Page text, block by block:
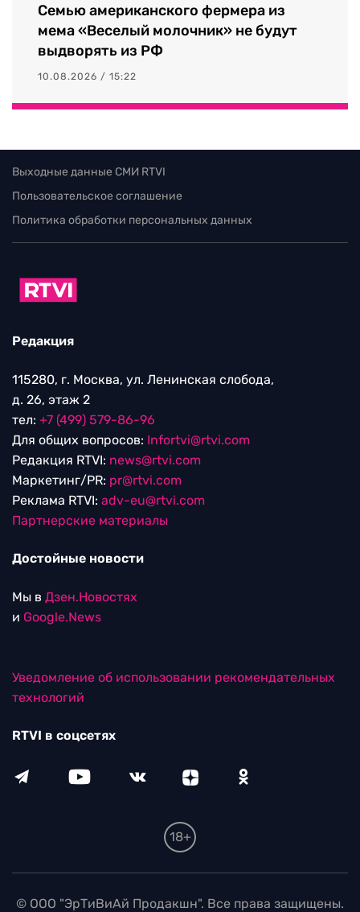
Семью американского фермера из
мема «Веселый молочник» не будут
выдворять из РФ
10.08.2026 / 15:22
Выходные данные СМИ RTVI
Пользовательское соглашение
Политика обработки персональных данных
Редакция
115280, г. Москва, ул. Ленинская слобода,
д. 26, этаж 2
тел: +7 (499) 579-86-96
Для общих вопросов: Infortvi@rtvi.com
Редакция RTVI: news@rtvi.com
Маркетинг/PR: pr@rtvi.com
Реклама RTVI: adv-eu@rtvi.com
Партнерские материалы
Достойные новости
Мы в Дзен.Новостях
и Google.News
Уведомление об использовании рекомендательных
технологий
RTVI в соцсетях
18+
© ООО "ЭрТиВиАй Продакшн". Все права защищены.